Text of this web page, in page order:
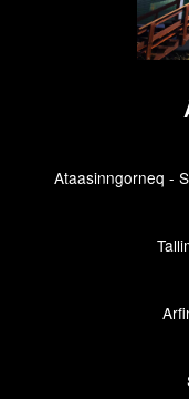
Ataasinngorneq -